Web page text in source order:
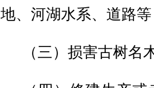
地、河湖水系、道路
（三）损害古树名